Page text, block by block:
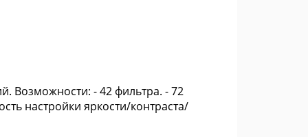
Возможности: - 42 фильтра. - 72
настройки яркости/контраста/